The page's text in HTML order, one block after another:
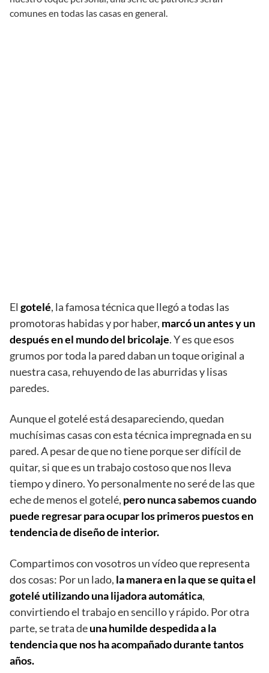
comunes en todas las casas en general.
El gotelé, la famosa técnica que llegó a todas las
promotoras habidas y por haber, marcó un antes y un
después en el mundo del bricolaje. Y es que esos
grumos por toda la pared daban un toque original a
nuestra casa, rehuyendo de las aburridas y lisas
paredes.
Aunque el gotelé está desapareciendo, quedan
muchísimas casas con esta técnica impregnada en su
pared. A pesar de que no tiene porque ser difícil de
quitar, si que es un trabajo costoso que nos lleva
tiempo y dinero. Yo personalmente no seré de las que
eche de menos el gotelé, pero nunca sabemos cuando
puede regresar para ocupar los primeros puestos en
tendencia de diseño de interior.
Compartimos con vosotros un vídeo que representa
dos cosas: Por un lado, la manera en la que se quita el
gotelé utilizando una lijadora automática,
convirtiendo el trabajo en sencillo y rápido. Por otra
parte, se trata deuna humilde despedida a la
tendencia que nos ha acompañado durante tantos
años.